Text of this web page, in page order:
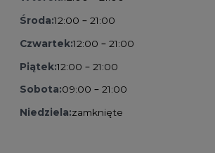
Środa:12:00 – 21:00
Czwartek:12:00 – 21:00
Piątek:12:00 – 21:00
Sobota:09:00 – 21:00
Niedziela:zamknięte